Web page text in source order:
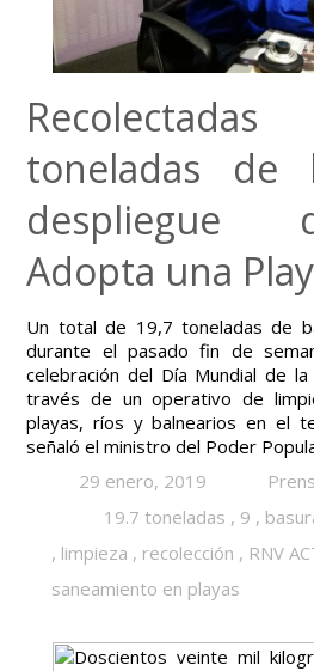
toneladas de
despliegue
Adopta una
Un total de 19,7 toneladas de
durante el pasado fin de
celebración del Día Mundial de la
través de un operativo de
playas, ríos y balnearios en el
señaló el ministro del Poder
29 enero, 2019
19.7 toneladas , 9 ,
, limpieza , recolección , RNV
saneamiento en playas